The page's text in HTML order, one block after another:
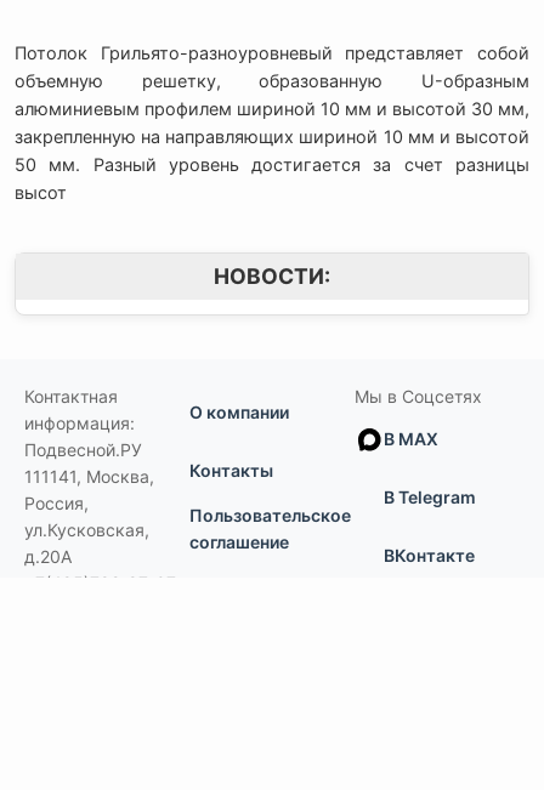
Потолок Грильято-разноуровневый представляет собой
объемную решетку, образованную U-образным
алюминиевым профилем шириной 10 мм и высотой 30 мм,
закрепленную на направляющих шириной 10 мм и высотой
50 мм. Разный уровень достигается за счет разницы
высот
НОВОСТИ:
Контактная
информация:
Подвесной.РУ
111141, Москва,
Россия,
ул.Кусковская,
д.20А
+7(495)792-97-07
О компании
Контакты
Пользовательское
соглашение
Мы в Соцсетях
В MAX
В Telegram
ВКонтакте